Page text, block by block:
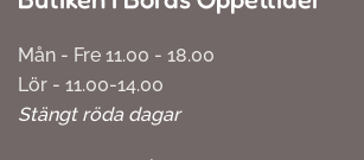
Mån - Fre 11.00 - 18.00
Lör - 11.00-14.00
Stängt röda dagar